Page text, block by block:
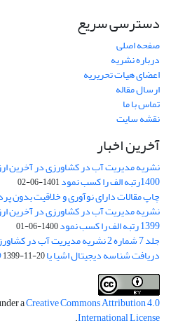
دسترسی سریع
صفحه اصلی
درباره نشریه
اعضای هیات تحریریه
ارسال مقاله
تماس با ما
نقشه سایت
آخرین اخبار
نشریه مدیریت آب در کشاورزی در آخرین
1400رتبه الف را کسب نمود 1401-06-02
چاپ مقالات دارای نوآوری و خلاقیت بدون
نشریه مدیریت آب در کشاورزی در آخرین
1399 رتبه الف را کسب نمود 1400-06-01
جلد 7 شماره 2 نشریه مدیریت آب در کشاورزی منتشر شد
دریافت شناسه دیجیتال اشیا یا Digital Object Recognizer (DOR)1399-11-20
aCreative Commons Attribution 4.0
International License
.